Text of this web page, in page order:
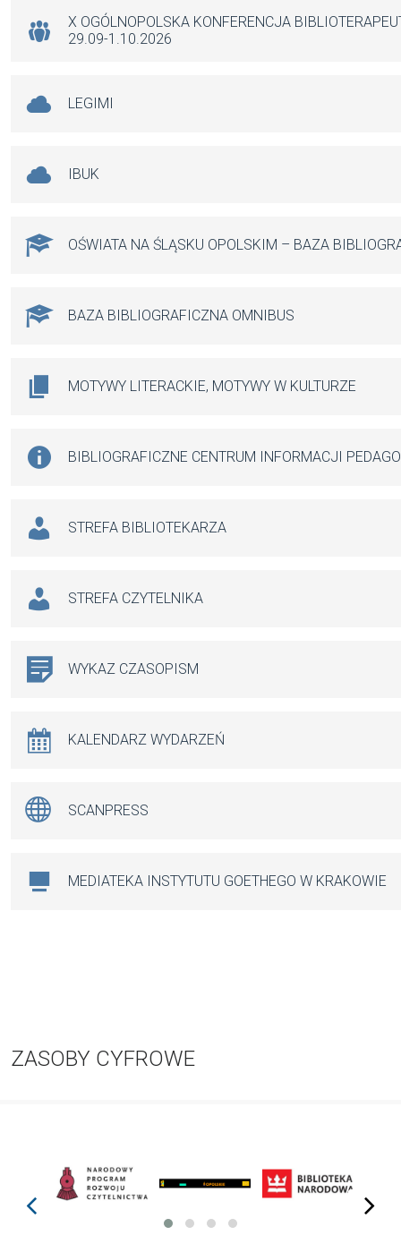
X OGÓLNOPOLSKA KONFERENCJA
29.09-1.10.2026
LEGIMI
IBUK
OŚWIATA NA ŚLĄSKU OPOLSKIM – BAZA
BAZA BIBLIOGRAFICZNA OMNIBUS
MOTYWY LITERACKIE, MOTYWY W KULTURZE
BIBLIOGRAFICZNE CENTRUM INFORMACJI
STREFA BIBLIOTEKARZA
STREFA CZYTELNIKA
WYKAZ CZASOPISM
KALENDARZ WYDARZEŃ
SCANPRESS
MEDIATEKA INSTYTUTU GOETHEGO W KRAKOWIE
ZASOBY CYFROWE
prev next